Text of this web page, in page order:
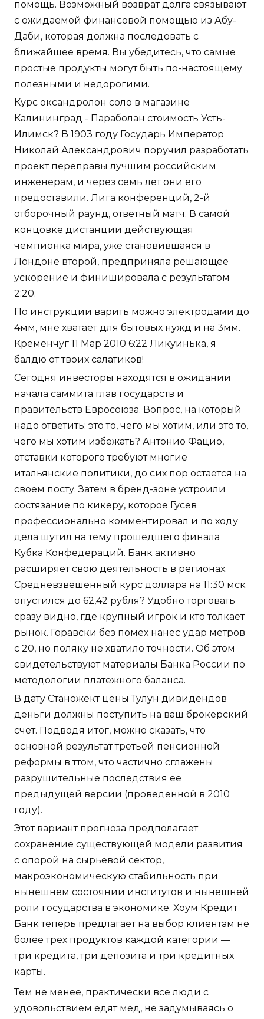
помощь. Возможный возврат долга связывают
с ожидаемой финансовой помощью из Абу-
Даби, которая должна последовать с
ближайшее время. Вы убедитесь, что самые
простые продукты могут быть по-настоящему
полезными и недорогими.
Курс оксандролон соло в магазине
Калининград - Параболан стоимость Усть-
Илимск? В 1903 году Государь Император
Николай Александрович поручил разработать
проект переправы лучшим российским
инженерам, и через семь лет они его
предоставили. Лига конференций, 2-й
отборочный раунд, ответный матч. В самой
концовке дистанции действующая
чемпионка мира, уже становившаяся в
Лондоне второй, предприняла решающее
ускорение и финишировала с результатом
2:20.
По инструкции варить можно электродами до
4мм, мне хватает для бытовых нужд и на 3мм.
Кременчуг 11 Мар 2010 6:22 Ликуинька, я
балдю от твоих салатиков!
Сегодня инвесторы находятся в ожидании
начала саммита глав государств и
правительств Евросоюза. Вопрос, на который
надо ответить: это то, чего мы хотим, или это то,
чего мы хотим избежать? Антонио Фацио,
отставки которого требуют многие
итальянские политики, до сих пор остается на
своем посту. Затем в бренд-зоне устроили
состязание по кикеру, которое Гусев
профессионально комментировал и по ходу
дела шутил на тему прошедшего финала
Кубка Конфедераций. Банк активно
расширяет свою деятельность в регионах.
Средневзвешенный курс доллара на 11:30 мск
опустился до 62,42 рубля? Удобно торговать
сразу видно, где крупный игрок и кто толкает
рынок. Горавски без помех нанес удар метров
с 20, но поляку не хватило точности. Об этом
свидетельствуют материалы Банка России по
методологии платежного баланса.
В дату Станожект цены Тулун дивидендов
деньги должны поступить на ваш брокерский
счет. Подводя итог, можно сказать, что
основной результат третьей пенсионной
реформы в ттом, что частично сглажены
разрушительные последствия ее
предыдущей версии (проведенной в 2010
году).
Этот вариант прогноза предполагает
сохранение существующей модели развития
с опорой на сырьевой сектор,
макроэкономическую стабильность при
нынешнем состоянии институтов и нынешней
роли государства в экономике. Хоум Кредит
Банк теперь предлагает на выбор клиентам не
более трех продуктов каждой категории —
три кредита, три депозита и три кредитных
карты.
Тем не менее, практически все люди с
удовольствием едят мед, не задумываясь о